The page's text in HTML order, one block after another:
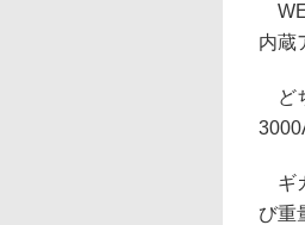
内蔵
ど
ギ
び重